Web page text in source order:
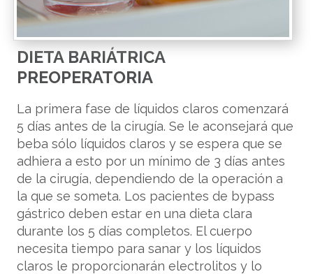
DIETA BARIÁTRICA
PREOPERATORIA
La primera fase de líquidos claros comenzará
5 días antes de la cirugía. Se le aconsejará que
beba sólo líquidos claros y se espera que se
adhiera a esto por un mínimo de 3 días antes
de la cirugía, dependiendo de la operación a
la que se someta. Los pacientes de bypass
gástrico deben estar en una dieta clara
durante los 5 días completos. El cuerpo
necesita tiempo para sanar y los líquidos
claros le proporcionarán electrolitos y lo